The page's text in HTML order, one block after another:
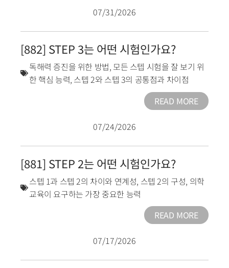
07/31/2026
[882] STEP 3는 어떤 시험인가요?
독해력 증진을 위한 방법, 모든 스텝 시험을 잘 보기 위
한 핵심 능력, 스텝 2와 스텝 3의 공통점과 차이점
READ MORE
07/24/2026
[881] STEP 2는 어떤 시험인가요?
스텝 1과 스텝 2의 차이와 연계성, 스텝 2의 구성, 의학
교육이 요구하는 가장 중요한 능력
READ MORE
07/17/2026